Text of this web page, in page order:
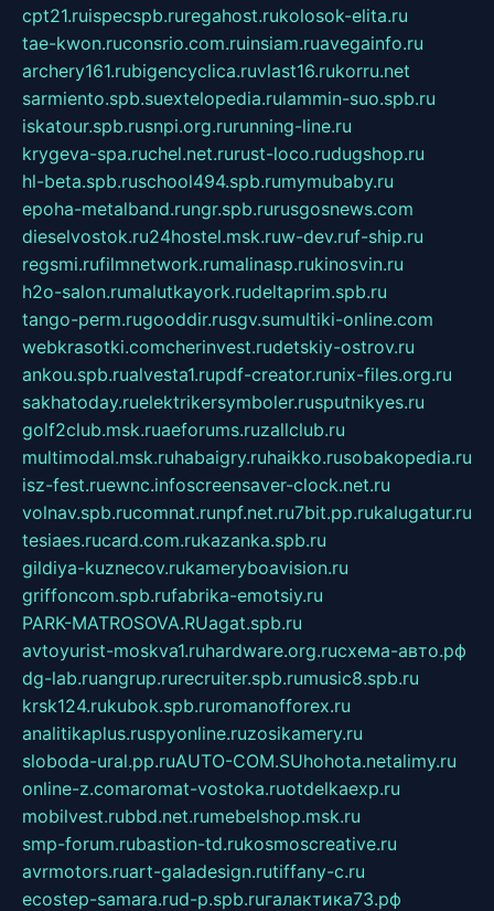
cpt21.ruispecspb.ruregahost.rukolosok-elita.ru
tae-kwon.ruconsrio.com.ruinsiam.ruavegainfo.ru
archery161.rubigencyclica.ruvlast16.rukorru.net
sarmiento.spb.suextelopedia.rulammin-suo.spb.ru
iskatour.spb.rusnpi.org.rurunning-line.ru
krygeva-spa.ruchel.net.rurust-loco.rudugshop.ru
hl-beta.spb.ruschool494.spb.rumymubaby.ru
epoha-metalband.rungr.spb.rurusgosnews.com
dieselvostok.ru24hostel.msk.ruw-dev.ruf-ship.ru
regsmi.rufilmnetwork.rumalinasp.rukinosvin.ru
h2o-salon.rumalutkayork.rudeltaprim.spb.ru
tango-perm.rugooddir.rusgv.sumultiki-online.com
webkrasotki.comcherinvest.rudetskiy-ostrov.ru
ankou.spb.rualvesta1.rupdf-creator.runix-files.org.ru
sakhatoday.ruelektrikersymboler.rusputnikyes.ru
golf2club.msk.ruaeforums.ruzallclub.ru
multimodal.msk.ruhabaigry.ruhaikko.rusobakopedia.ru
isz-fest.ruewnc.infoscreensaver-clock.net.ru
volnav.spb.rucomnat.runpf.net.ru7bit.pp.rukalugatur.ru
tesiaes.rucard.com.rukazanka.spb.ru
gildiya-kuznecov.rukameryboavision.ru
griffoncom.spb.rufabrika-emotsiy.ru
PARK-MATROSOVA.RUagat.spb.ru
avtoyurist-moskva1.ruhardware.org.ruсхема-авто.рф
dg-lab.ruangrup.rurecruiter.spb.rumusic8.spb.ru
krsk124.rukubok.spb.ruromanofforex.ru
analitikaplus.ruspyonline.ruzosikamery.ru
sloboda-ural.pp.ruAUTO-COM.SUhohota.netalimy.ru
online-z.comaromat-vostoka.ruotdelkaexp.ru
mobilvest.rubbd.net.rumebelshop.msk.ru
smp-forum.rubastion-td.rukosmoscreative.ru
avrmotors.ruart-galadesign.rutiffany-c.ru
ecostep-samara.rud-p.spb.ruгалактика73.рф